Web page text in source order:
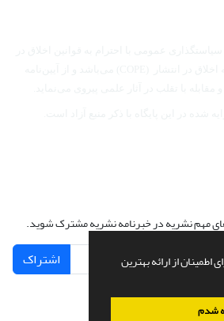
از ارائه بهترین
شدم
های مهم نشریه در خبرنامه نشریه مشترک شوید.
اشتراک